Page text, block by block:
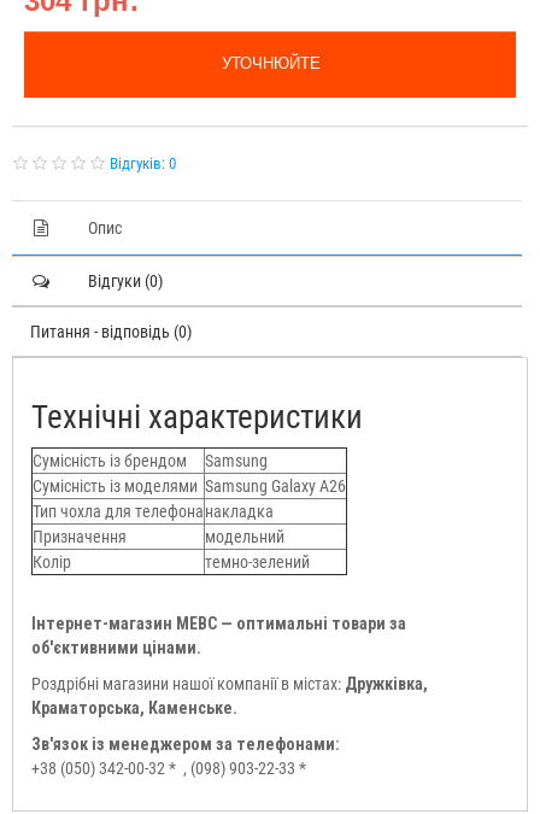
УТОЧНЮЙТЕ
Відгуків: 0
Опис
Відгуки (0)
Питання - відповідь (0)
Технічні характеристики
Сумісність із брендом
Samsung
Сумісність із моделями Samsung Galaxy A26
Тип чохла для телефонанакладка
Призначення
модельний
Колір
темно-зелений
Інтернет-магазин МЕВС — оптимальні товари за
об'єктивними цінами.
Роздрібні магазини нашої компанії в містах: Дружківка,
Краматорська, Каменське.
Зв'язок із менеджером за телефонами:
+38 (050) 342-00-32 * , (098) 903-22-33 *